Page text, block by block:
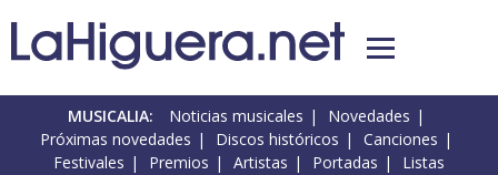
MUSICALIA: Noticias musicales
Novedades
Próximas novedades
Discos históricos
Canciones
Festivales
Premios Artistas Portadas Listas